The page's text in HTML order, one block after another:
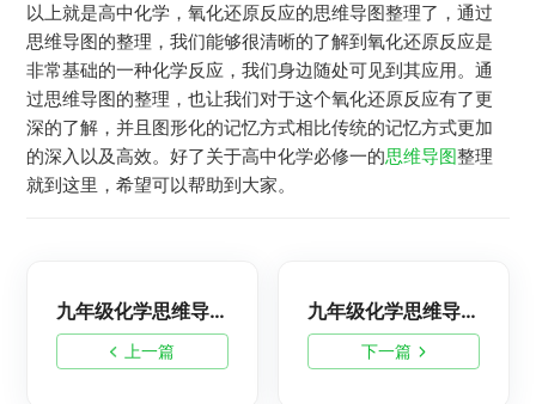
以上就是高中化学，氧化还原反应的思维导图整理了，通过
思维导图的整理，我们能够很清晰的了解到氧化还原反应是
非常基础的一种化学反应，我们身边随处可见到其应用。通
过思维导图的整理，也让我们对于这个氧化还原反应有了更
深的了解，并且图形化的记忆方式相比传统的记忆方式更加
的深入以及高效。好了关于高中化学必修一的思维导图整理
就到这里，希望可以帮助到大家。
上一篇
九年级化学思维导图：钠-初三化学脑图
下一篇
九年级化学思维导图：氯-初三化学脑图